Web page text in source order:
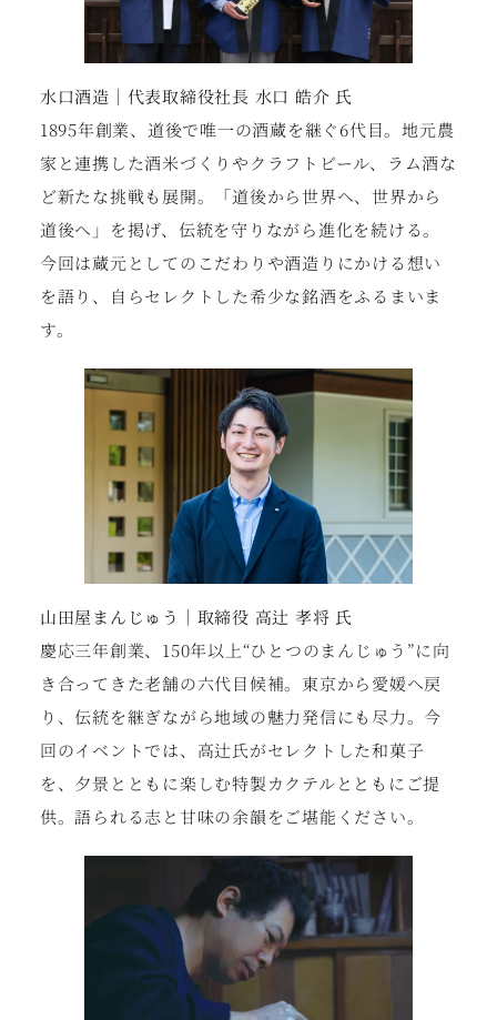
水口酒造｜代表取締役社長 水口 皓介 氏
1895年創業、道後で唯一の酒蔵を継ぐ6代目。地元農
家と連携した酒米づくりやクラフトビール、ラム酒な
ど新たな挑戦も展開。「道後から世界へ、世界から
道後へ」を掲げ、伝統を守りながら進化を続ける。
今回は蔵元としてのこだわりや酒造りにかける想い
を語り、自らセレクトした希少な銘酒をふるまいま
す。
山田屋まんじゅう｜取締役 高辻 孝将 氏
慶応三年創業、150年以上“ひとつのまんじゅう”に向
き合ってきた老舗の六代目候補。東京から愛媛へ戻
り、伝統を継ぎながら地域の魅力発信にも尽力。今
回のイベントでは、高辻氏がセレクトした和菓子
を、夕景とともに楽しむ特製カクテルとともにご提
供。語られる志と甘味の余韻をご堪能ください。